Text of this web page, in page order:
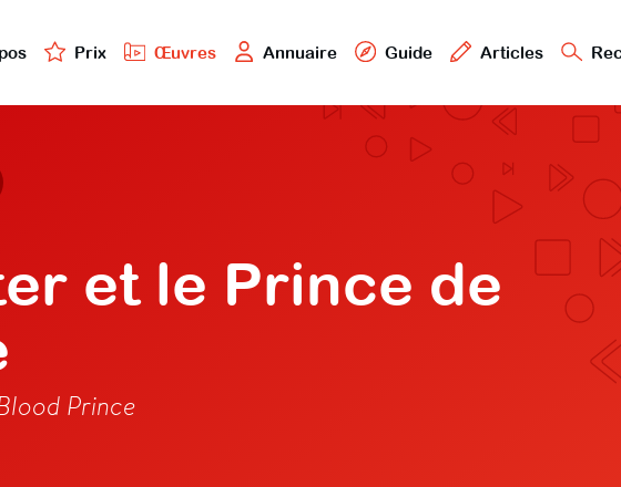
Prix Œuvres Annuaire Guide Articles
et le Prince de
Prince